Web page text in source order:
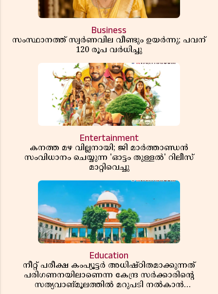
Business
സംസ്ഥാനത്ത് സ്വര്‍ണവില വീണ്ടും ഉയർന്നു; പവന്
120 രൂപ വര്‍ധിച്ചു
Entertainment
കനത്ത മഴ വില്ലനായി; ജി മാർത്താണ്ഡൻ
സംവിധാനം ചെയ്യുന്ന 'ഓട്ടം തുള്ളൽ' റിലീസ്
മാറ്റിവെച്ചു
Education
നീറ്റ് പരീക്ഷ കംപ്യൂട്ടർ അധിഷ്ഠിതമാക്കുന്നത്
പരിഗണനയിലാണെന്ന കേന്ദ്ര സർക്കാരിൻ്റെ
സത്യവാങ്മൂലത്തിൽ മറുപടി നൽകാൻ